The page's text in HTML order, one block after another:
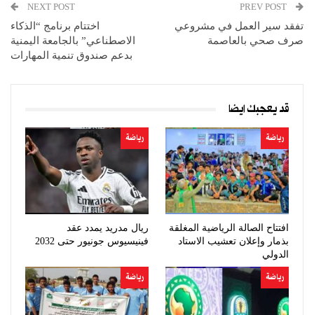
تفقد سير العمل في مشروعي
صرف صحي بالعاصمة
NEXT POST
اختتام برنامج “الذكاء
الاصطناعي” بالجامعة اليمنية
بدعم صندوق تنمية المهارات
قد يعجبك ايضا
رياضة
افتتاح الصالة الرياضية المغلقة
بذمار وإعلان تعشيب الاستاد
الدولي
رياضة
ريال مدريد يمدد عقد
فينيسيوس جونيور حتى 2032
رياضة رياضة